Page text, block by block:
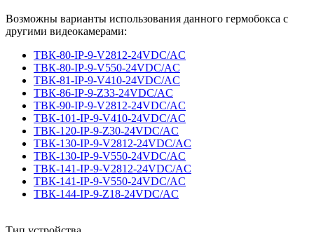
Возможны варианты использования данного гермобокса с
другими видеокамерами:
ТВК-80-IP-9-V2812-24VDC/AC
ТВК-80-IP-9-V550-24VDC/AC
ТВК-81-IP-9-V410-24VDC/AC
ТВК-86-IP-9-Z33-24VDC/AC
ТВК-90-IP-9-V2812-24VDC/AC
ТВК-101-IP-9-V410-24VDC/AC
ТВК-120-IP-9-Z30-24VDC/AC
ТВК-130-IP-9-V2812-24VDC/AC
ТВК-130-IP-9-V550-24VDC/AC
ТВК-141-IP-9-V2812-24VDC/AC
ТВК-141-IP-9-V550-24VDC/AC
ТВК-144-IP-9-Z18-24VDC/AC